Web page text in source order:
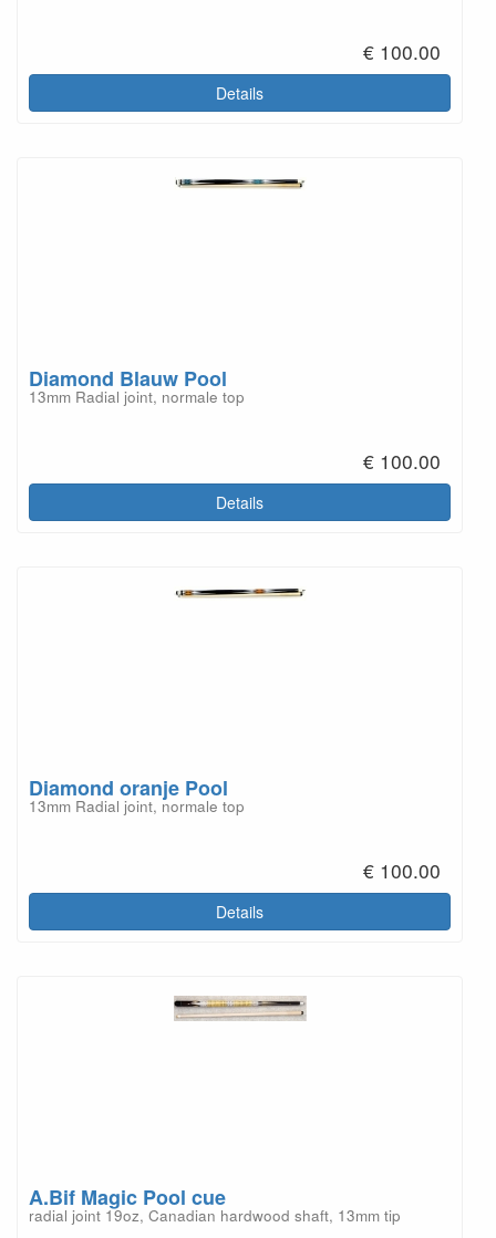
€ 100.00
Details
Diamond Blauw Pool
13mm Radial joint, normale top
€ 100.00
Details
Diamond oranje Pool
13mm Radial joint, normale top
€ 100.00
Details
A.Bif Magic Pool cue
radial joint 19oz, Canadian hardwood shaft, 13mm tip